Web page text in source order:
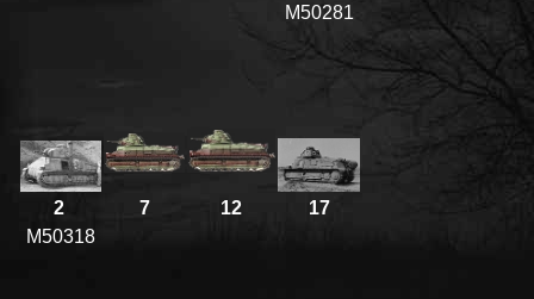
M50281
2
M50318
7 12 17